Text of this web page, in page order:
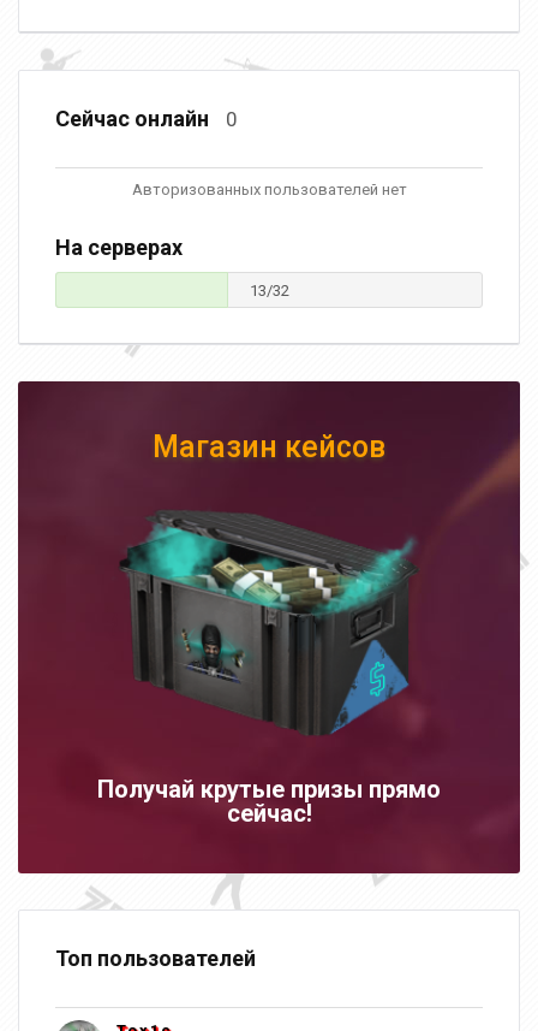
Сейчас онлайн 0
Авторизованных пользователей нет
На серверах
13/32
Магазин кейсов
Получай крутые призы прямо
сейчас!
Топ пользователей